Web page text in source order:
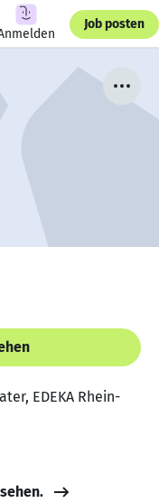
Job posten
EDEKA Rhein-